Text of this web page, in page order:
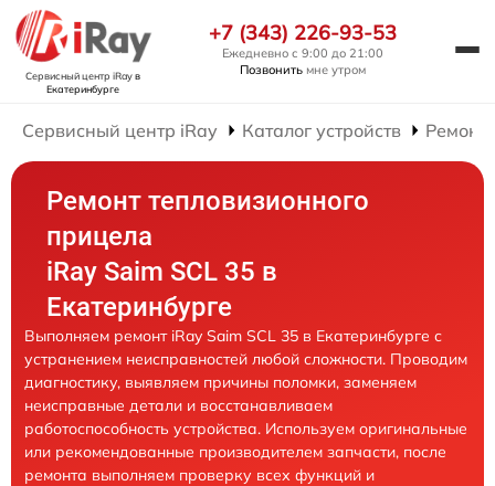
Сервисный центр iRayв
Екатеринбурге
+7 (343) 226-93-53
Ежедневно с 9:00 до 21:00
Позвонить мне утром
Сервисный центр iRay Каталог устройств Ремонт
Ремонт тепловизионного
прицела
iRay Saim SCL 35 в
Екатеринбурге
Выполняем ремонт iRay Saim SCL 35 в Екатеринбурге с
устранением неисправностей любой сложности. Проводим
диагностику, выявляем причины поломки, заменяем
неисправные детали и восстанавливаем
работоспособность устройства. Используем оригинальные
или рекомендованные производителем запчасти, после
ремонта выполняем проверку всех функций и